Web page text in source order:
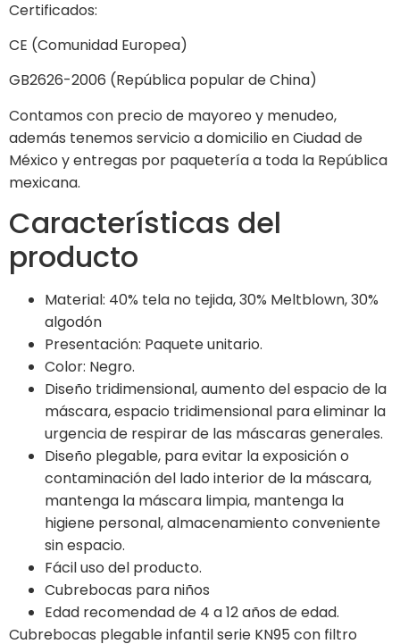
Certificados:
CE (Comunidad Europea)
GB2626-2006 (República popular de China)
Contamos con precio de mayoreo y menudeo,
además tenemos servicio a domicilio en Ciudad de
México y entregas por paquetería a toda la República
mexicana.
Características del
producto
Material: 40% tela no tejida, 30% Meltblown, 30%
algodón
Presentación: Paquete unitario.
Color: Negro.
Diseño tridimensional, aumento del espacio de la
máscara, espacio tridimensional para eliminar la
urgencia de respirar de las máscaras generales.
Diseño plegable, para evitar la exposición o
contaminación del lado interior de la máscara,
mantenga la máscara limpia, mantenga la
higiene personal, almacenamiento conveniente
sin espacio.
Fácil uso del producto.
Cubrebocas para niños
Edad recomendad de 4 a 12 años de edad.
Cubrebocas plegable infantil serie KN95 con filtro